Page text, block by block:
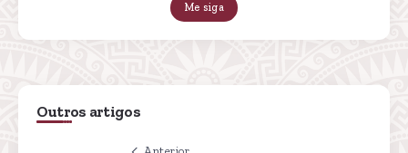
Me siga
Outros artigos